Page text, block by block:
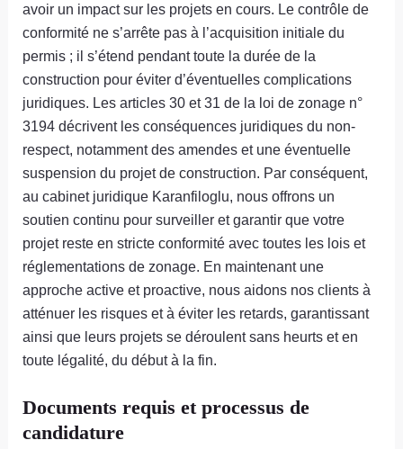
avoir un impact sur les projets en cours. Le contrôle de
conformité ne s’arrête pas à l’acquisition initiale du
permis ; il s’étend pendant toute la durée de la
construction pour éviter d’éventuelles complications
juridiques. Les articles 30 et 31 de la loi de zonage n°
3194 décrivent les conséquences juridiques du non-
respect, notamment des amendes et une éventuelle
suspension du projet de construction. Par conséquent,
au cabinet juridique Karanfiloglu, nous offrons un
soutien continu pour surveiller et garantir que votre
projet reste en stricte conformité avec toutes les lois et
réglementations de zonage. En maintenant une
approche active et proactive, nous aidons nos clients à
atténuer les risques et à éviter les retards, garantissant
ainsi que leurs projets se déroulent sans heurts et en
toute légalité, du début à la fin.
Documents requis et processus de
candidature